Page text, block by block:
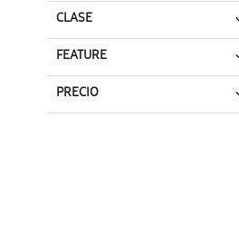
CLASE
FEATURE
PRECIO